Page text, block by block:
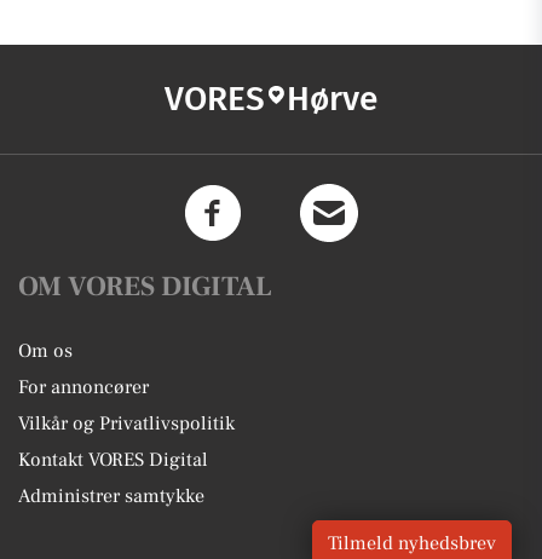
VORES Hørve
OM VORES DIGITAL
Om os
For annoncører
Vilkår og Privatlivspolitik
Kontakt VORES Digital
Administrer samtykke
Tilmeld nyhedsbrev